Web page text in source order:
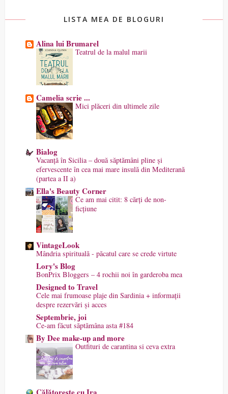
LISTA MEA DE BLOGURI
Alina lui Brumarel
Teatrul de la malul marii
Camelia scrie ...
Mici plăceri din ultimele zile
Bialog
Vacanță în Sicilia – două săptămâni pline și
efervescente în cea mai mare insulă din Mediterană
(partea a II a)
Ella's Beauty Corner
Ce am mai citit: 8 cărți de non-
ficțiune
VintageLook
Mândria spirituală - păcatul care se crede virtute
Lory's Blog
BonPrix Bloggers – 4 rochii noi în garderoba mea
Designed to Travel
Cele mai frumoase plaje din Sardinia + informații
despre rezervări și acces
Septembrie, joi
Ce-am făcut săptămâna asta #184
By Dee make-up and more
Outfituri de carantina si ceva extra